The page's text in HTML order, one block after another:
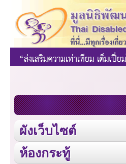
ผังเว็บไซต์
ห้องกระทู้